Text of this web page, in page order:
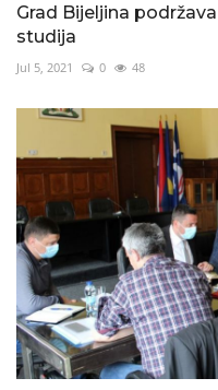
Grad Bijeljina
studija
Jul 5, 2021 0 48